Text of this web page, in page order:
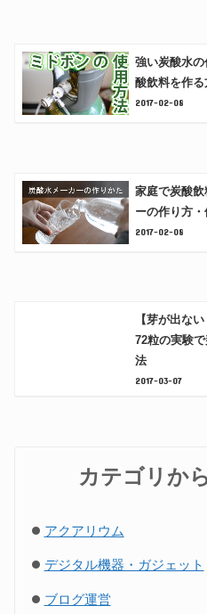
強い炭酸水
酸飲料を作る
2017-02-08
家庭で炭酸
ーの作り方
2017-02-08
【芽が出な
72粒の実験
法
2017-03-07
カテゴリか
アクアリウム
デジタル機器・ガジェット
ブログ運営